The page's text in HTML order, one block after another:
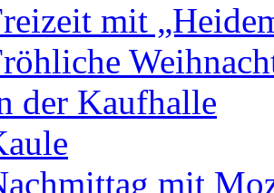
mit
der Kaufhalle
mit